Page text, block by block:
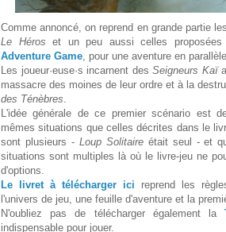
Comme annoncé, on reprend en grande partie
Le Héros et un peu aussi celles
Adventure Game , pour une aventure en
Les joueur·euse·s incarnent desSeigneurs Kaï
massacre des moines de leur ordre et à la
des Ténèbres
L'idée générale de ce premier scénario est
mêmes situations que celles décrites dans le
sont plusieurs - Loup Solitaireétait seul - et
situations sont multiples là où le livre-jeu ne
d'options.
Le livret à télécharger ici reprend les
l'univers de jeu, une feuille d'aventure et la
N'oubliez pas de télécharger également la
indispensable pour jouer.